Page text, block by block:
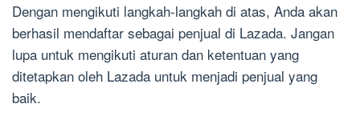
Dengan mengikuti langkah-langkah di atas, Anda akan
berhasil mendaftar sebagai penjual di Lazada. Jangan
lupa untuk mengikuti aturan dan ketentuan yang
ditetapkan oleh Lazada untuk menjadi penjual yang
baik.